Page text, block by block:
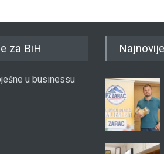
za BiH
u businessu